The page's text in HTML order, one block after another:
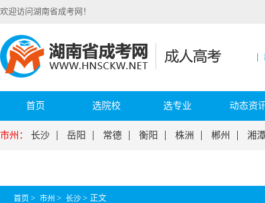
欢迎访问湖南省成考网！
首页 选院校 选专业 动态资
市州： 长沙 岳阳 常德 衡阳 株洲 郴州 湘
首页 > 市州 > 长沙 > 正文